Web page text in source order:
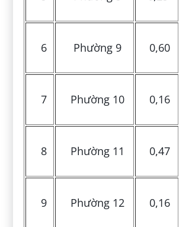
6 Phường 9 0,60
7 Phường 10 0,16
8 Phường 11 0,47
9 Phường 12 0,16